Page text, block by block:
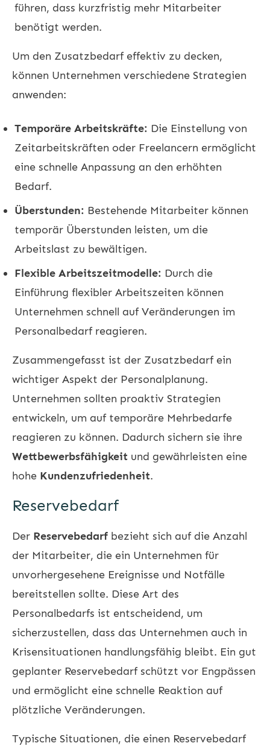
führen, dass kurzfristig mehr Mitarbeiter
benötigt werden.
Um den Zusatzbedarf effektiv zu decken,
können Unternehmen verschiedene Strategien
anwenden:
Temporäre Arbeitskräfte: Die Einstellung von
Zeitarbeitskräften oder Freelancern ermöglicht
eine schnelle Anpassung an den erhöhten
Bedarf.
Überstunden: Bestehende Mitarbeiter können
temporär Überstunden leisten, um die
Arbeitslast zu bewältigen.
Flexible Arbeitszeitmodelle: Durch die
Einführung flexibler Arbeitszeiten können
Unternehmen schnell auf Veränderungen im
Personalbedarf reagieren.
Zusammengefasst ist der Zusatzbedarf ein
wichtiger Aspekt der Personalplanung.
Unternehmen sollten proaktiv Strategien
entwickeln, um auf temporäre Mehrbedarfe
reagieren zu können. Dadurch sichern sie ihre
Wettbewerbsfähigkeit und gewährleisten eine
hohe Kundenzufriedenheit.
Reservebedarf
Der Reservebedarf bezieht sich auf die Anzahl
der Mitarbeiter, die ein Unternehmen für
unvorhergesehene Ereignisse und Notfälle
bereitstellen sollte. Diese Art des
Personalbedarfs ist entscheidend, um
sicherzustellen, dass das Unternehmen auch in
Krisensituationen handlungsfähig bleibt. Ein gut
geplanter Reservebedarf schützt vor Engpässen
und ermöglicht eine schnelle Reaktion auf
plötzliche Veränderungen.
Typische Situationen, die einen Reservebedarf